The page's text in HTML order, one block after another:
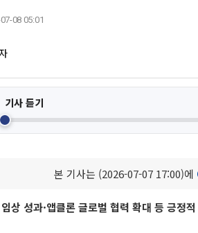
08 05:01
기사 듣기
본 기사는 (2026-07-07 17:00)에
상 성과·앱클론 글로벌 협력 확대 등 긍정